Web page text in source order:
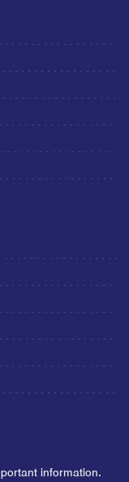
information.